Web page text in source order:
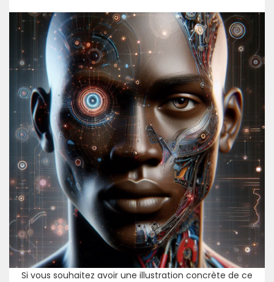
Si vous souhaitez avoir une illustration concrète de ce